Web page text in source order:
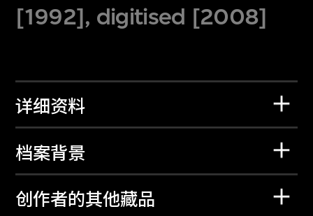
[1992], digitised [2008]
详细资料
档案背景
创作者的其他藏品